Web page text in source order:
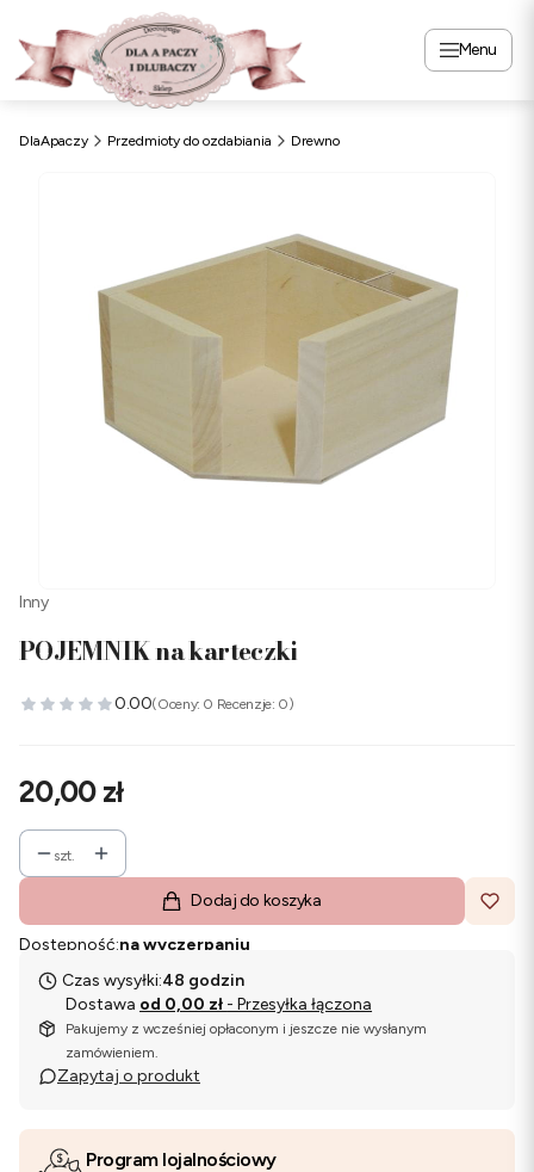
Menu
DlaApaczy Przedmioty do ozdabiania Drewno
Inny
POJEMNIK na karteczki
0.00(Oceny: 0 Recenzje: 0)
Cena
20,00 zł
szt.
Dodaj do koszyka
Dostępność:na wyczerpaniu
Czas wysyłki:48 godzin
Dostawa od 0,00 zł - Przesyłka łączona
Pakujemy z wcześniej opłaconym i jeszcze nie wysłanym
zamówieniem.
Zapytaj o produkt
Program lojalnościowy